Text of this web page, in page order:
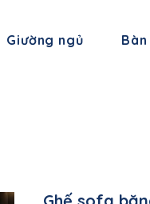
Giường ngủ